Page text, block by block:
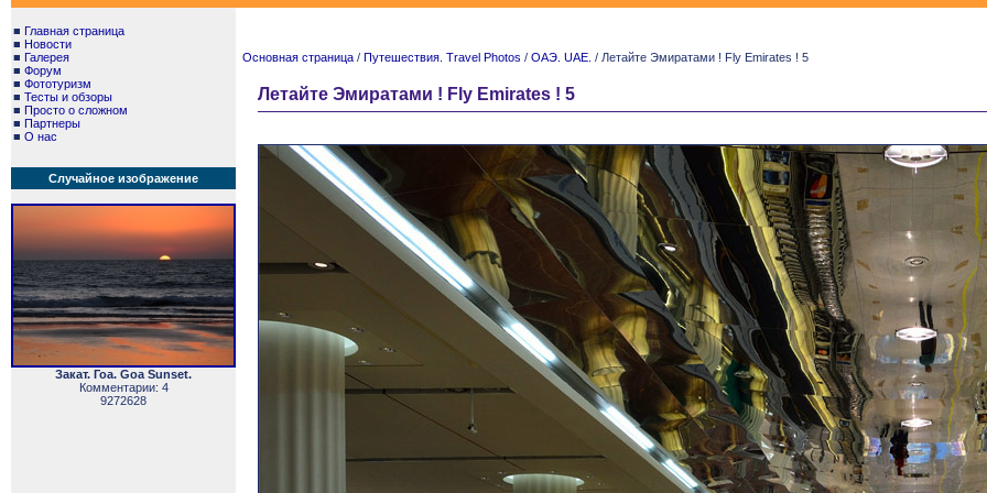
■ Главная страница
■ Новости
■ Галерея
■ Форум
■ Фототуризм
■ Тесты и обзоры
■ Просто о сложном
■ Партнеры
■ О нас
Случайное изображение
Закат. Гоа. Goa Sunset.
Комментарии: 4
9272628
Основная страница / Путешествия. Travel Photos / ОАЭ. UAE. / Летайте Эмиратами ! Fly Emirates ! 5
Летайте Эмиратами ! Fly Emirates ! 5